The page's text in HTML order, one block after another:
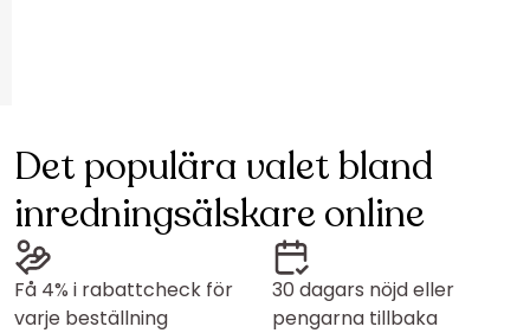
Det populära valet bland
inredningsälskare online
Få 4% i rabattcheck för
varje beställning
30 dagars nöjd eller
pengarna tillbaka